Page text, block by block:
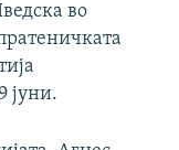
во
јуни.